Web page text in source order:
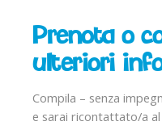
Prenota o
ulteriori
Compila – senza
e sarai ricontattato/a